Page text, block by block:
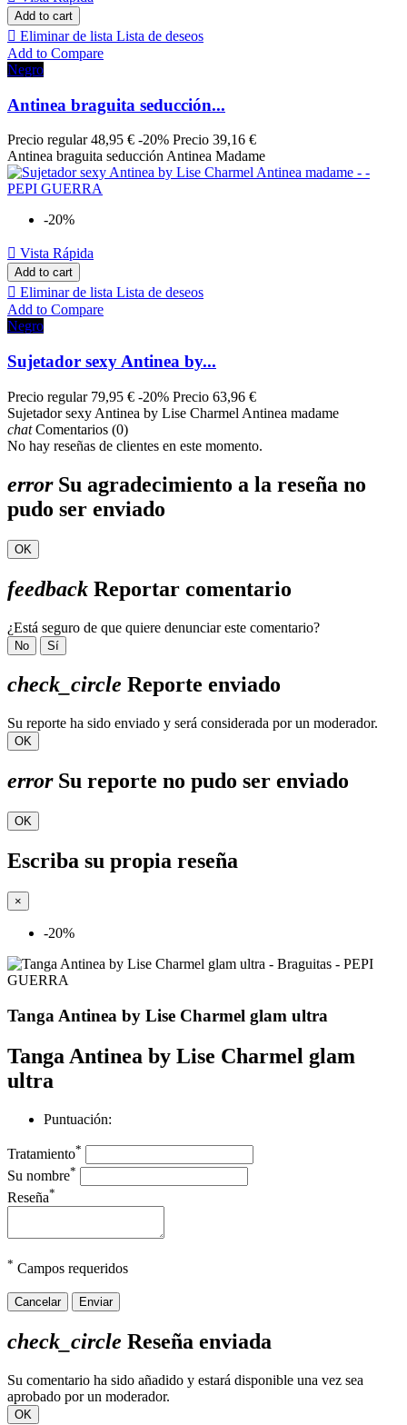
Add to cart
 Eliminar de lista Lista de deseos
Add to Compare
Negro
Antinea braguita seducción...
Precio regular 48,95 € -20% Precio 39,16 €
Antinea braguita seducción Antinea Madame
-20%
 Vista Rápida
Add to cart
 Eliminar de lista Lista de deseos
Add to Compare
Negro
Sujetador sexy Antinea by...
Precio regular 79,95 € -20% Precio 63,96 €
Sujetador sexy Antinea by Lise Charmel Antinea madame
chatComentarios (0)
No hay reseñas de clientes en este momento.
errorSu agradecimiento a la reseña no
pudo ser enviado
OK
feedback Reportar comentario
¿Está seguro de que quiere denunciar este comentario?
No Sí
check_circle Reporte enviado
Su reporte ha sido enviado y será considerada por un moderador.
OK
errorSu reporte no pudo ser enviado
OK
Escriba su propia reseña
×
-20%
Tanga Antinea by Lise Charmel glam ultra
Tanga Antinea by Lise Charmel glam
ultra
Puntuación:
Tratamiento*
Su nombre*
Reseña*
* Campos requeridos
Cancelar Enviar
check_circle Reseña enviada
Su comentario ha sido añadido y estará disponible una vez sea
aprobado por un moderador.
OK